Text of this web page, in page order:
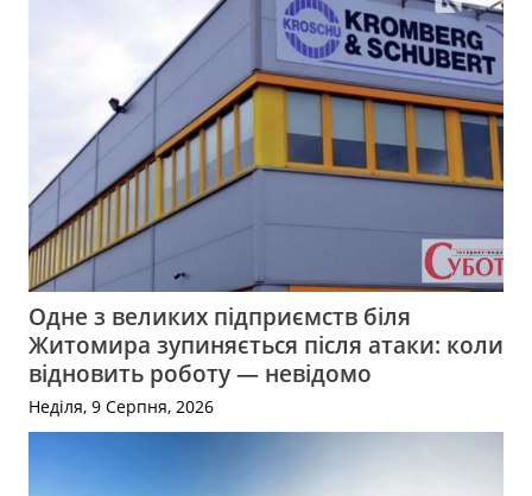
Одне з великих підприємств біля
Житомира зупиняється після атаки: коли
відновить роботу — невідомо
Неділя, 9 Серпня, 2026